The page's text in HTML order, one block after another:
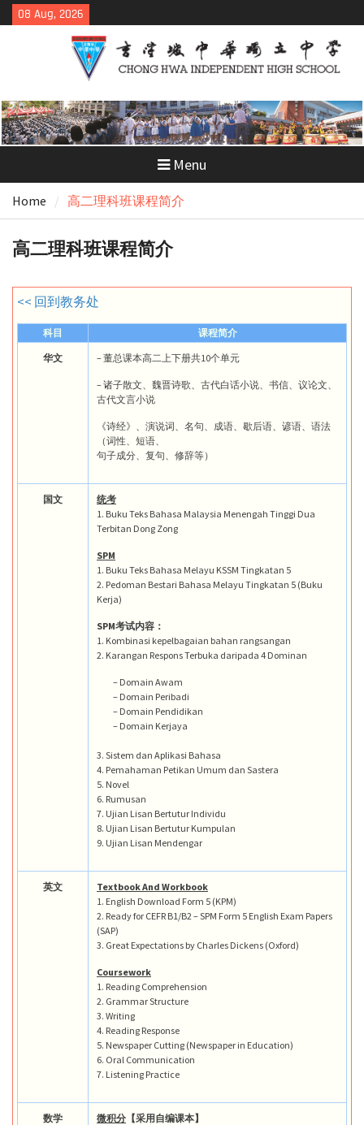
Skip
to
08 Aug, 2026
Menu
Home 高二理科班课程简介
高二理科班课程简介
<< 回到教务处
科目 课程简介
华文 – 董总课本高二上下册共10个单元
– 诸子散文、魏晋诗歌、古代白话小说、书信、议论文、
古代文言小说
《诗经》、演说词、名句、成语、歇后语、谚语、语法
（词性、短语、
句子成分、复句、修辞等）
国文
统考
1. Buku Teks Bahasa Malaysia Menengah Tinggi Dua
Terbitan Dong Zong
SPM
1. Buku Teks Bahasa Melayu KSSM Tingkatan 5
2. Pedoman Bestari Bahasa Melayu Tingkatan 5 (Buku
Kerja)
SPM考试内容：
1. Kombinasi kepelbagaian bahan rangsangan
2. Karangan Respons Terbuka daripada 4 Dominan
– Domain Awam
– Domain Peribadi
– Domain Pendidikan
– Domain Kerjaya
3. Sistem dan Aplikasi Bahasa
4. Pemahaman Petikan Umum dan Sastera
5. Novel
6. Rumusan
7. Ujian Lisan Bertutur Individu
8. Ujian Lisan Bertutur Kumpulan
9. Ujian Lisan Mendengar
英文
Textbook And Workbook
1. English Download Form 5 (KPM)
2. Ready for CEFR B1/B2 – SPM Form 5 English Exam Papers
(SAP)
3. Great Expectations by Charles Dickens (Oxford)
Coursework
1. Reading Comprehension
2. Grammar Structure
3. Writing
4. Reading Response
5. Newspaper Cutting (Newspaper in Education)
6. Oral Communication
7. Listening Practice
数学 微积分 【采用自编课本】